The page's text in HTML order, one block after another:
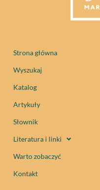
Strona główna
Wyszukaj
Katalog
Artykuły
Słownik
Literatura i linki
Warto zobaczyć
Kontakt